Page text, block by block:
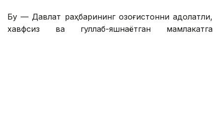
Бу — Давлат раҳбарининг Қозоғистонни адолатли,
хавфсиз ва гуллаб-яшнаётган мамлакатга